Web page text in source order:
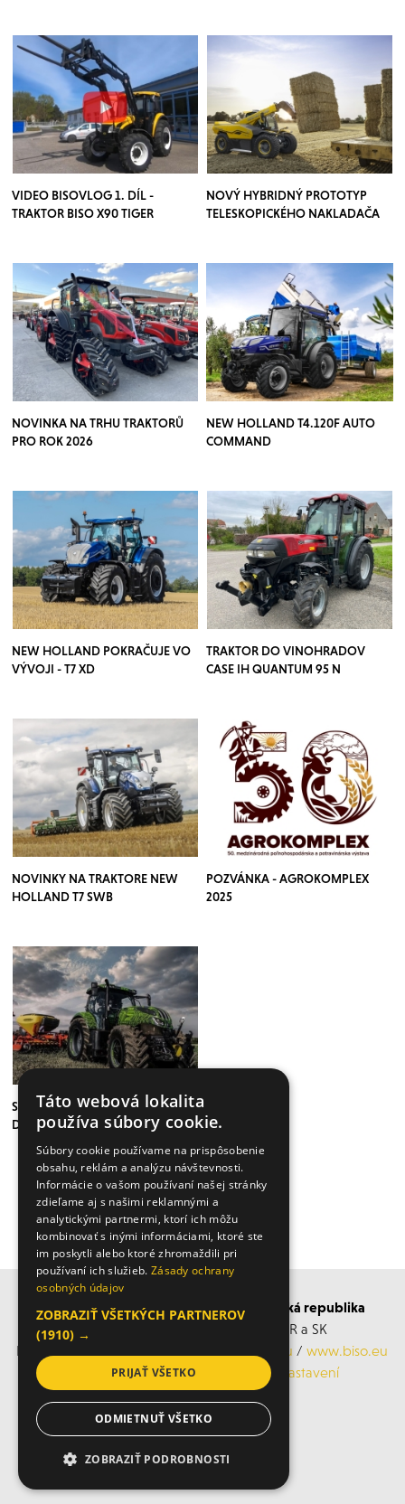
VIDEO BISOVLOG 1. DÍL -
TRAKTOR BISO X90 TIGER
NOVÝ HYBRIDNÝ PROTOTYP
TELESKOPICKÉHO NAKLADAČA
NOVINKA NA TRHU TRAKTORŮ
PRO ROK 2026
NEW HOLLAND T4.120F AUTO
COMMAND
NEW HOLLAND POKRAČUJE VO
VÝVOJI - T7 XD
TRAKTOR DO VINOHRADOV
CASE IH QUANTUM 95 N
NOVINKY NA TRAKTORE NEW
HOLLAND T7 SWB
POZVÁNKA - AGROKOMPLEX
2025
STEYR HYBRID CVT - Z KONCEPTU
DO POLÍ
VÍCE ČLÁNKŮ ZDE
BISO SCHRATTENECKER Česká a Slovenská republika
Obchodní s servisní střediska po ČR a SK
Mobil: +420 606 183 360, Email:
info@biso.eu /www.biso.eu
ochrana osobních údajů
Cookies nastavení
© 2026 Biso
Táto webová lokalita
používa súbory cookie.
Súbory cookie používame na prispôsobenie
obsahu, reklám a analýzu návštevnosti.
Informácie o vašom používaní našej stránky
zdieľame aj s našimi reklamnými a
analytickými partnermi, ktorí ich môžu
kombinovať s inými informáciami, ktoré ste
im poskytli alebo ktoré zhromaždili pri
používaní ich služieb. Zásady ochrany
osobných údajov
ZOBRAZIŤ VŠETKÝCH PARTNEROV
(1910) →
PRIJAŤ VŠETKO
ODMIETNUŤ VŠETKO
ZOBRAZIŤ PODROBNOSTI
NEVYHNUTNE POTREBNÉ